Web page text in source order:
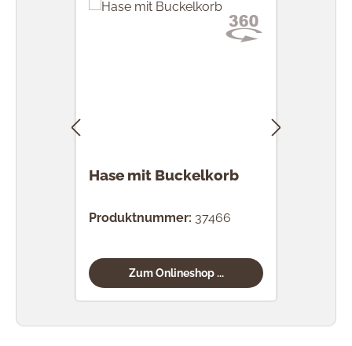
Hase mit Buckelkorb
Produktnummer: 37466
Zum Onlineshop ...